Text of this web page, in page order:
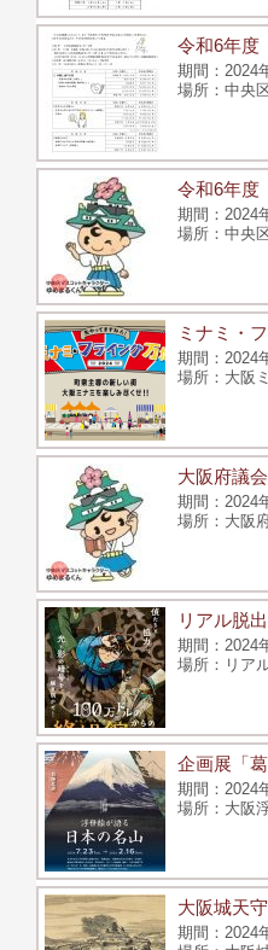
令和6年度
2024
中央
令和6年
2024
中央
ミナミ・
2024
⼤阪
大阪府議
2024
大阪
リアル脱
2024
リア
企画展「
2024
大阪
大阪城天
2024